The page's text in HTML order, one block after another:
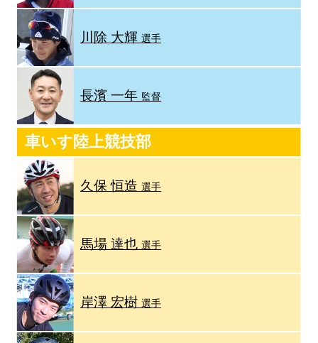
川除 大輝選手
長濱 一年 監督
車いす陸上競技部
久保 恒造選手
馬場 達也選手
岸澤 宏樹 選手